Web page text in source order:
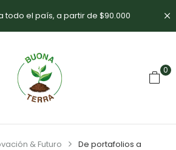
todo el país, a partir de $90.000
0
& Futuro
De portafolios a